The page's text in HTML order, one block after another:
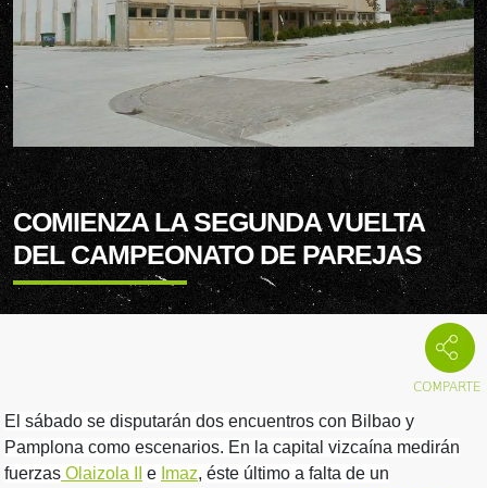
COMIENZA LA SEGUNDA VUELTA
DEL CAMPEONATO DE PAREJAS
El sábado se disputarán dos encuentros con Bilbao y
Pamplona como escenarios. En la capital vizcaína medirán
fuerzas Olaizola II e Imaz, éste último a falta de un